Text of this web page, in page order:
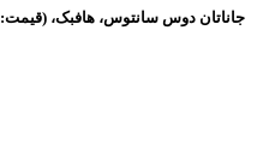
جاناتان دوس سانتوس، هافبک، (قیمت: 3 میلیون یورو)